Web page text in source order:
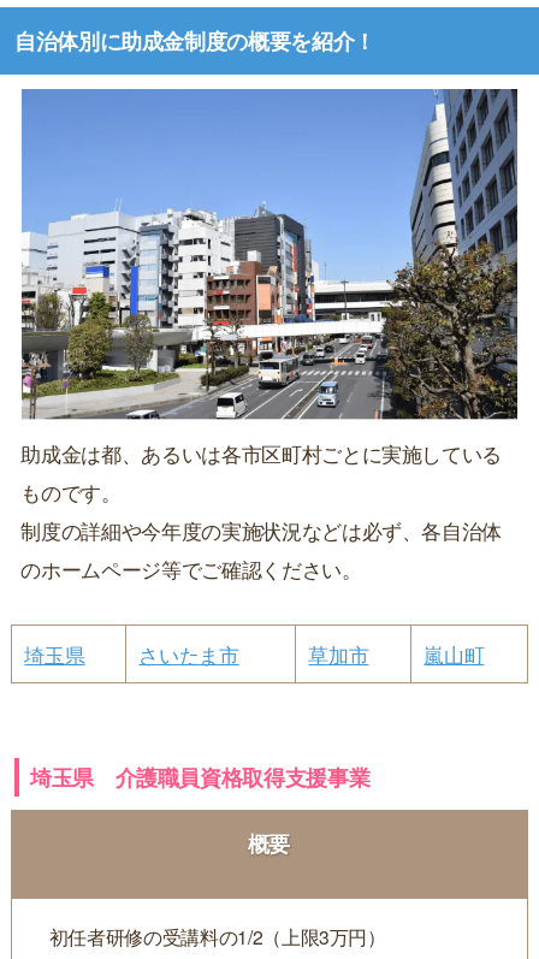
自治体別に助成金制度の概要を紹介！
助成金は都、あるいは各市区町村ごとに実施している
ものです。
制度の詳細や今年度の実施状況などは必ず、各自治体
のホームページ等でご確認ください。
埼玉県 さいたま市 草加市 嵐山町
埼玉県 介護職員資格取得支援事業
概要
初任者研修の受講料の1/2（上限3万円）